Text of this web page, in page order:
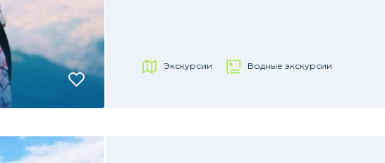
Экскурсии Водные экскурсии